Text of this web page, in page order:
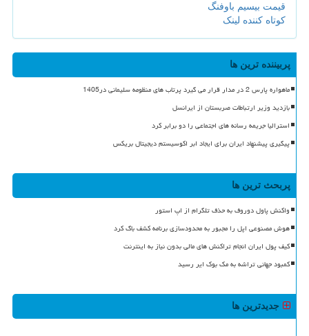
قیمت بیسیم باوفنگ
کوتاه کننده لینک
پربیننده ترین ها
ماهواره پارس 2 در مدار قرار می گیرد پرتاب های منظومه سلیمانی در1405
بازدید وزیر ارتباطات صربستان از ایرانسل
استرالیا جریمه رسانه های اجتماعی را دو برابر کرد
پیگیری پیشنهاد ایران برای ایجاد ابر اکوسیستم دیجیتال بریکس
پربحث ترین ها
واکنش پاول دوروف به حذف تلگرام از اپ استور
هوش مصنوعی اپل را مجبور به محدودسازی برنامه کشف باگ کرد
کیف پول ایران انجام تراکنش های مالی بدون نیاز به اینترنت
کمبود جهانی تراشه به مک بوک ایر رسید
جدیدترین ها